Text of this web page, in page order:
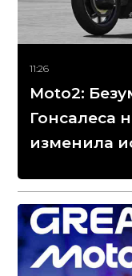
11:26
Moto2:
Гонсалеса
изменила